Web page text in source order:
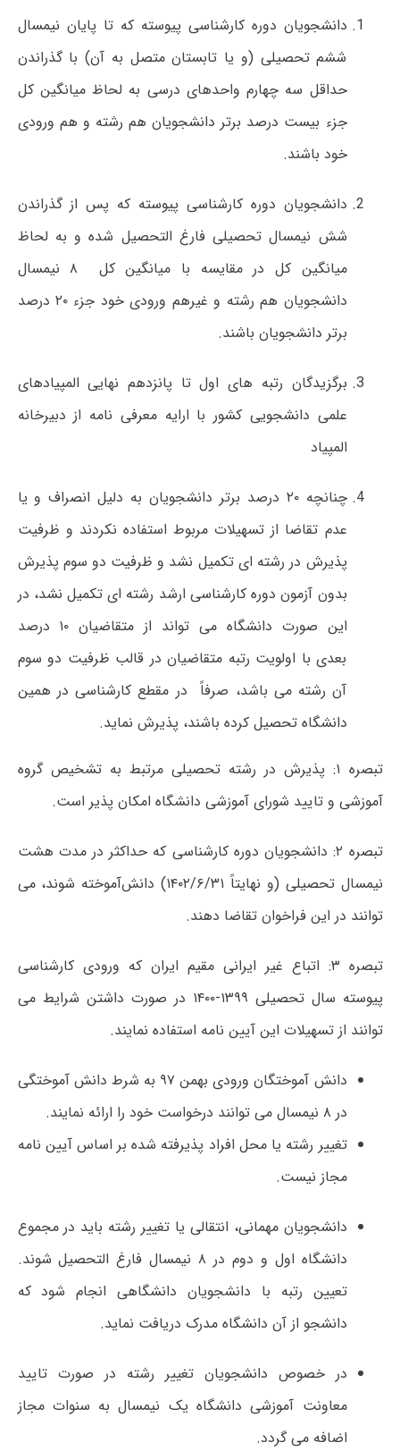
دانشجویان دوره کارشناسی پیوسته که تا پایان نیمسال
ششم تحصیلی (و یا تابستان متصل به آن) با گذراندن
حداقل سه چهارم واحدهای درسی به لحاظ میانگین کل
جزء بیست درصد برتر دانشجویان هم رشته و هم ورودی
خود باشند.
دانشجویان دوره کارشناسی پیوسته که پس از گذراندن
شش نیمسال تحصیلی فارغ التحصیل شده و به لحاظ
میانگین کل در مقایسه با میانگین کل ۸ نیمسال
دانشجویان هم رشته و غیرهم ورودی خود جزء ۲۰ درصد
برتر دانشجویان باشند.
برگزیدگان رتبه های اول تا پانزدهم نهایی المپیادهای
علمی دانشجویی کشور با ارایه معرفی نامه از دبیرخانه
المپیاد
چنانچه ۲۰ درصد برتر دانشجویان به دلیل انصراف و یا
عدم تقاضا از تسهیلات مربوط استفاده نکردند و ظرفیت
پذیرش در رشته ای تکمیل نشد و ظرفیت دو سوم پذیرش
بدون آزمون دوره کارشناسی ارشد رشته ای تکمیل نشد، در
این صورت دانشگاه می تواند از متقاضیان ۱۰ درصد
بعدی با اولویت رتبه متقاضیان در قالب ظرفیت دو سوم
آن رشته می باشد، صرفاً در مقطع کارشناسی در همین
دانشگاه تحصیل کرده باشند، پذیرش نماید.
تبصره ۱: پذیرش در رشته تحصیلی مرتبط به تشخیص گروه
آموزشی و تایید شورای آموزشی دانشگاه امکان پذیر است.
تبصره ۲: دانشجویان دوره کارشناسی که حداکثر در مدت هشت
نیمسال تحصیلی (و نهایتاً ۱۴۰۲/۶/۳۱) دانش‌آموخته شوند، می
توانند در این فراخوان تقاضا دهند.
تبصره ۳: اتباع غیر ایرانی مقیم ایران که ورودی کارشناسی
پیوسته سال تحصیلی ۱۳۹۹-۱۴۰۰ در صورت داشتن شرایط می
توانند از تسهیلات این آیین نامه استفاده نمایند.
دانش آموختگان ورودی بهمن ۹۷ به شرط دانش آموختگی
در ۸ نیمسال می توانند درخواست خود را ارائه نمایند.
تغییر رشته یا محل افراد پذیرفته شده بر اساس آیین نامه
مجاز نیست.
دانشجویان مهمانی، انتقالی یا تغییر رشته باید در مجموع
دانشگاه اول و دوم در ۸ نیمسال فارغ التحصیل شوند.
تعیین رتبه با دانشجویان دانشگاهی انجام شود که
دانشجو از آن دانشگاه مدرک دریافت نماید.
در خصوص دانشجویان تغییر رشته در صورت تایید
معاونت آموزشی دانشگاه یک نیمسال به سنوات مجاز
اضافه می گردد.